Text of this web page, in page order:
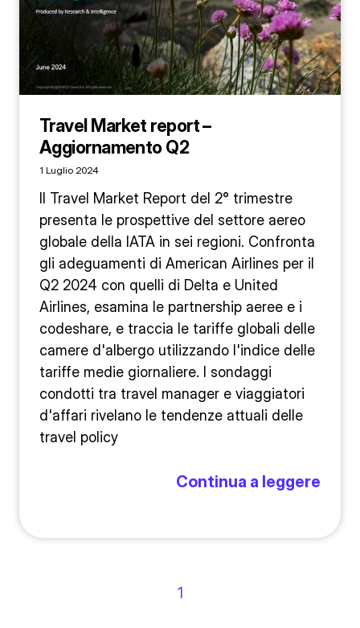
Travel Market report –
Aggiornamento Q2
1 Luglio 2024
Il Travel Market Report del 2° trimestre
presenta le prospettive del settore aereo
globale della IATA in sei regioni. Confronta
gli adeguamenti di American Airlines per il
Q2 2024 con quelli di Delta e United
Airlines, esamina le partnership aeree e i
codeshare, e traccia le tariffe globali delle
camere d'albergo utilizzando l'indice delle
tariffe medie giornaliere. I sondaggi
condotti tra travel manager e viaggiatori
d'affari rivelano le tendenze attuali delle
travel policy
Continua a leggere
1